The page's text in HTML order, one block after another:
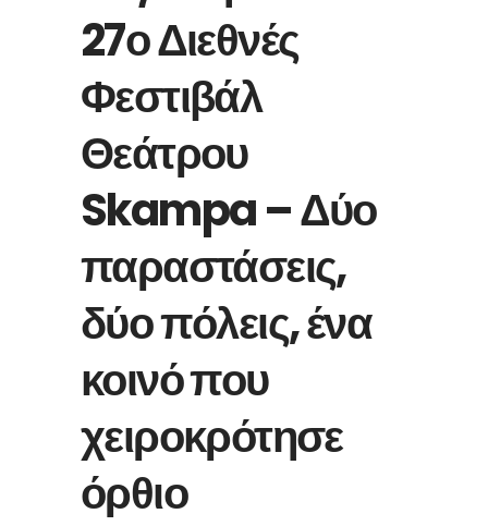
27ο Διεθνές
Φεστιβάλ
Θεάτρου
Skampa – Δύο
παραστάσεις,
δύο πόλεις, ένα
κοινό που
χειροκρότησε
όρθιο